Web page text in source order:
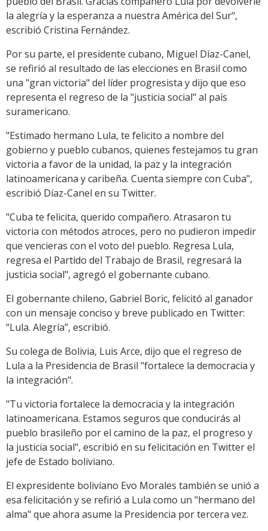
la alegría y la esperanza a nuestra América del Sur",
escribió Cristina Fernández.
Por su parte, el presidente cubano, Miguel Díaz-Canel,
se refirió al resultado de las elecciones en Brasil como
una "gran victoria" del líder progresista y dijo que eso
representa el regreso de la "justicia social" al país
suramericano.
"Estimado hermano Lula, te felicito a nombre del
gobierno y pueblo cubanos, quienes festejamos tu gran
victoria a favor de la unidad, la paz y la integración
latinoamericana y caribeña. Cuenta siempre con Cuba",
escribió Díaz-Canel en su Twitter.
"Cuba te felicita, querido compañero. Atrasaron tu
victoria con métodos atroces, pero no pudieron impedir
que vencieras con el voto del pueblo. Regresa Lula,
regresa el Partido del Trabajo de Brasil, regresará la
justicia social", agregó el gobernante cubano.
El gobernante chileno, Gabriel Boric, felicitó al ganador
con un mensaje conciso y breve publicado en Twitter:
“Lula. Alegría”, escribió.
Su colega de Bolivia, Luis Arce, dijo que el regreso de
Lula a la Presidencia de Brasil "fortalece la democracia y
la integración".
"Tu victoria fortalece la democracia y la integración
latinoamericana. Estamos seguros que conducirás al
pueblo brasileño por el camino de la paz, el progreso y
la justicia social", escribió en su felicitación en Twitter el
jefe de Estado boliviano.
El expresidente boliviano Evo Morales también se unió a
esa felicitación y se refirió a Lula como un "hermano del
alma" que ahora asume la Presidencia por tercera vez.